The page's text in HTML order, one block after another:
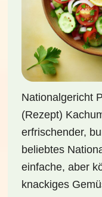
Nationalgericht
(Rezept)
erfrischender,
beliebtes
einfache, aber
knackiges